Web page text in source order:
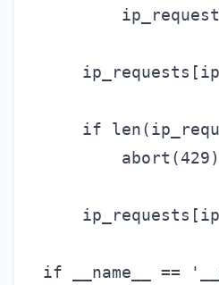
if
if __name__ ==
Ada
Khusus untuk kamu